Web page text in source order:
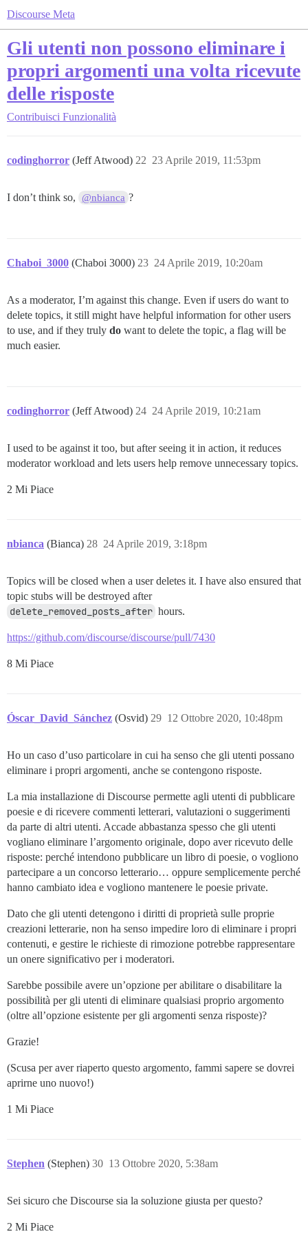
Discourse Meta
Gli utenti non possono eliminare i
propri argomenti una volta ricevute
delle risposte
Contribuisci Funzionalità
codinghorror (Jeff Atwood) 23 Aprile 2019, 11:53pm
22
I don’t think so, @nbianca ?
Chaboi_3000 (Chaboi 3000) 24 Aprile 2019, 10:20am
23
As a moderator, I’m against this change. Even if users do want to
delete topics, it still might have helpful information for other users
to use, and if they truly do want to delete the topic, a flag will be
much easier.
codinghorror (Jeff Atwood) 24 Aprile 2019, 10:21am
24
I used to be against it too, but after seeing it in action, it reduces
moderator workload and lets users help remove unnecessary topics.
2 Mi Piace
nbianca (Bianca) 24 Aprile 2019, 3:18pm
28
Topics will be closed when a user deletes it. I have also ensured that
topic stubs will be destroyed after
delete_removed_posts_after hours.
https://github.com/discourse/discourse/pull/7430
8 Mi Piace
Óscar_David_Sánchez (Osvid) 12 Ottobre 2020, 10:48pm
29
Ho un caso d’uso particolare in cui ha senso che gli utenti possano
eliminare i propri argomenti, anche se contengono risposte.
La mia installazione di Discourse permette agli utenti di pubblicare
poesie e di ricevere commenti letterari, valutazioni o suggerimenti
da parte di altri utenti. Accade abbastanza spesso che gli utenti
vogliano eliminare l’argomento originale, dopo aver ricevuto delle
risposte: perché intendono pubblicare un libro di poesie, o vogliono
partecipare a un concorso letterario… oppure semplicemente perché
hanno cambiato idea e vogliono mantenere le poesie private.
Dato che gli utenti detengono i diritti di proprietà sulle proprie
creazioni letterarie, non ha senso impedire loro di eliminare i propri
contenuti, e gestire le richieste di rimozione potrebbe rappresentare
un onere significativo per i moderatori.
Sarebbe possibile avere un’opzione per abilitare o disabilitare la
possibilità per gli utenti di eliminare qualsiasi proprio argomento
(oltre all’opzione esistente per gli argomenti senza risposte)?
Grazie!
(Scusa per aver riaperto questo argomento, fammi sapere se dovrei
aprirne uno nuovo!)
1 Mi Piace
Stephen (Stephen) 13 Ottobre 2020, 5:38am
30
Sei sicuro che Discourse sia la soluzione giusta per questo?
2 Mi Piace